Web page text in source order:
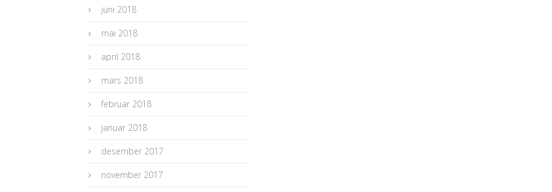
juni 2018
mai 2018
april 2018
mars 2018
februar 2018
januar 2018
desember 2017
november 2017